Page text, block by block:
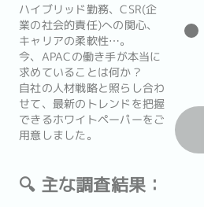
ハイブリッド勤務、CSR(企
業の社会的責任)への関心、
キャリアの柔軟性…。
今、APACの働き手が本当に
求めていることは何か？
自社の人材戦略と照らし合わ
せて、最新のトレンドを把握
できるホワイトペーパーをご
用意しました。
🔍 主な調査結果：